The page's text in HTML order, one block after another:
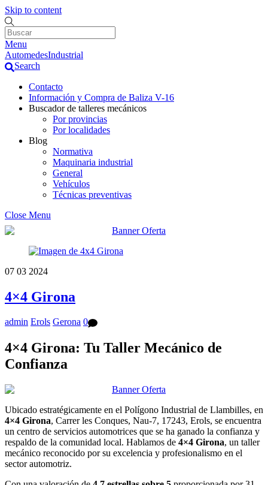
Skip to content
Menu
AutomedesIndustrial
Search
Contacto
Información y Compra de Baliza V-16
Buscador de talleres mecánicos
Por provincias
Por localidades
Blog
Normativa
Maquinaria industrial
General
Vehículos
Técnicas preventivas
Close Menu
07 03 2024
4×4 Girona
admin Erols Gerona 0
4×4 Girona: Tu Taller Mecánico de
Confianza
Ubicado estratégicamente en el Polígono Industrial de Llambilles, en
4×4 Girona, Carrer les Conques, Nau-7, 17243, Erols, se encuentra
un centro de servicios automotrices que se ha ganado la confianza y
respaldo de la comunidad local. Hablamos de 4×4 Girona, un taller
mecánico reconocido por su excelencia y profesionalismo en el
sector automotriz.